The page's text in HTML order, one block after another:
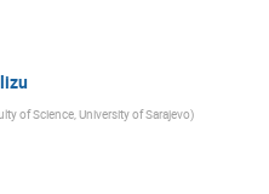
of Science, University of Sarajevo)